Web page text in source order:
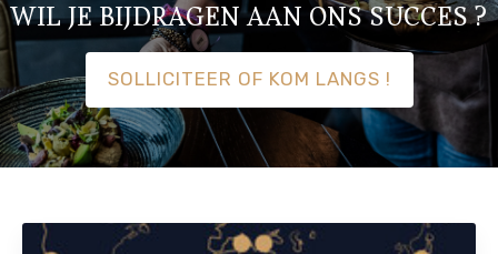
WIL JE BIJDRAGEN AAN ONS SUCCES ?
SOLLICITEER OF KOM LANGS !